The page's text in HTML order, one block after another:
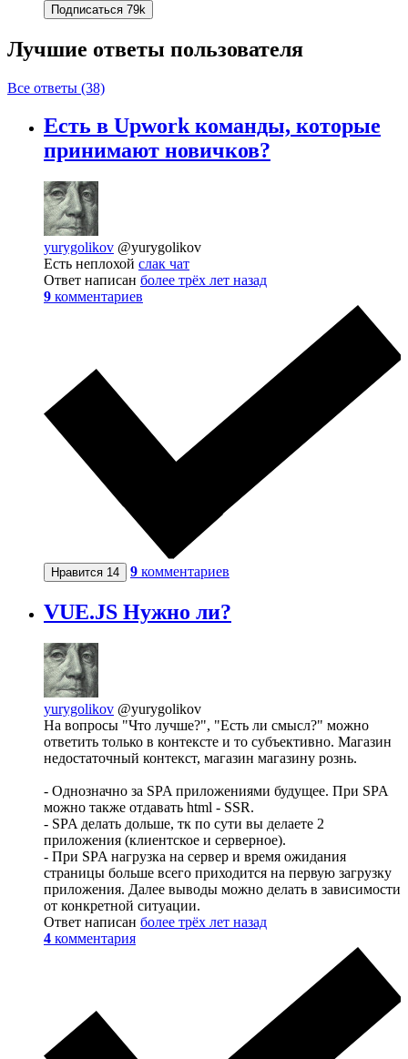
Подписаться 79k
Лучшие ответы пользователя
Все ответы (38)
Есть в Upwork команды, которые
принимают новичков?
yurygolikov @yurygolikov
Есть неплохой слак чат
Ответ написан более трёх лет назад
9 комментариев
Нравится 14 9 комментариев
VUE.JS Нужно ли?
yurygolikov @yurygolikov
На вопросы "Что лучше?", "Есть ли смысл?" можно
ответить только в контексте и то субъективно. Магазин
недостаточный контекст, магазин магазину рознь.
- Однозначно за SPA приложениями будущее. При SPA
можно также отдавать html - SSR.
- SPA делать дольше, тк по сути вы делаете 2
приложения (клиентское и серверное).
- При SPA нагрузка на сервер и время ожидания
страницы больше всего приходится на первую загрузку
приложения. Далее выводы можно делать в зависимости
от конкретной ситуации.
Ответ написан более трёх лет назад
4 комментария